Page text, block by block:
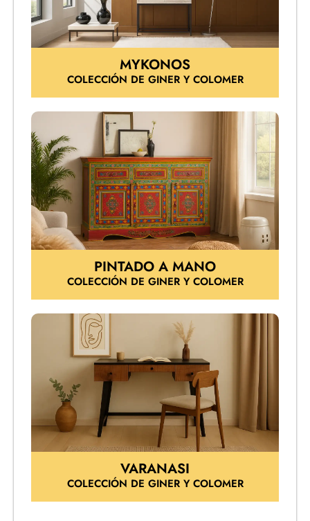
MYKONOS
COLECCIÓN DE GINER Y COLOMER
PINTADO A MANO
COLECCIÓN DE GINER Y COLOMER
VARANASI
COLECCIÓN DE GINER Y COLOMER